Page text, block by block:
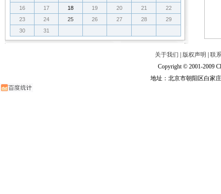
16
17 18 19 20 21
22
23
24 25 26 27 28
29
30
31
关于我们 版权声明
联
Copyright © 2001-2009
地址：北京市朝阳区白家